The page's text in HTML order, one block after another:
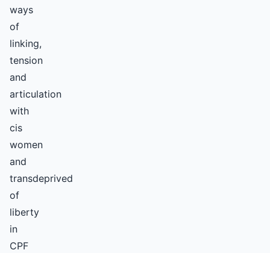
ways
of
linking,
tension
and
articulation
with
cis
women
and
transdeprived
of
liberty
in
CPF